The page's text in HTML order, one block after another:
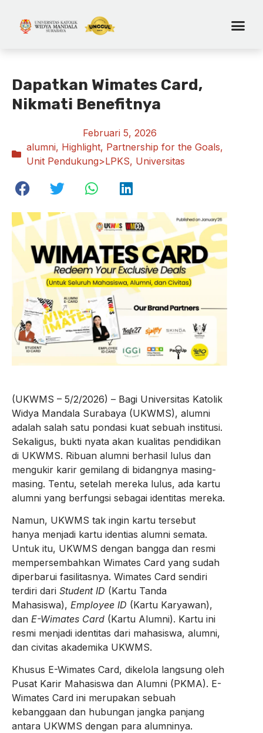
Dapatkan Wimates Card,
Nikmati Benefitnya
Februari 5, 2026
alumni, Highlight, Partnership for the Goals,
Unit Pendukung>LPKS, Universitas
(UKWMS – 5/2/2026) – Bagi Universitas Katolik
Widya Mandala Surabaya (UKWMS), alumni
adalah salah satu pondasi kuat sebuah institusi.
Sekaligus, bukti nyata akan kualitas pendidikan
di UKWMS. Ribuan alumni berhasil lulus dan
mengukir karir gemilang di bidangnya masing-
masing. Tentu, setelah mereka lulus, ada kartu
alumni yang berfungsi sebagai identitas mereka.
Namun, UKWMS tak ingin kartu tersebut
hanya menjadi kartu identias alumni semata.
Untuk itu, UKWMS dengan bangga dan resmi
mempersembahkan Wimates Card yang sudah
diperbarui fasilitasnya. Wimates Card sendiri
terdiri dari Student ID (Kartu Tanda
Mahasiswa), Employee ID (Kartu Karyawan),
dan E-Wimates Card (Kartu Alumni). Kartu ini
resmi menjadi identitas dari mahasiswa, alumni,
dan civitas akademika UKWMS.
Khusus E-Wimates Card, dikelola langsung oleh
Pusat Karir Mahasiswa dan Alumni (PKMA). E-
Wimates Card ini merupakan sebuah
kebanggaan dan hubungan jangka panjang
antara UKWMS dengan para alumninya.